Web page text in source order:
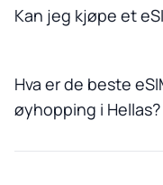
Kan jeg kjøpe et
Hva er de beste
øyhopping i Hellas?